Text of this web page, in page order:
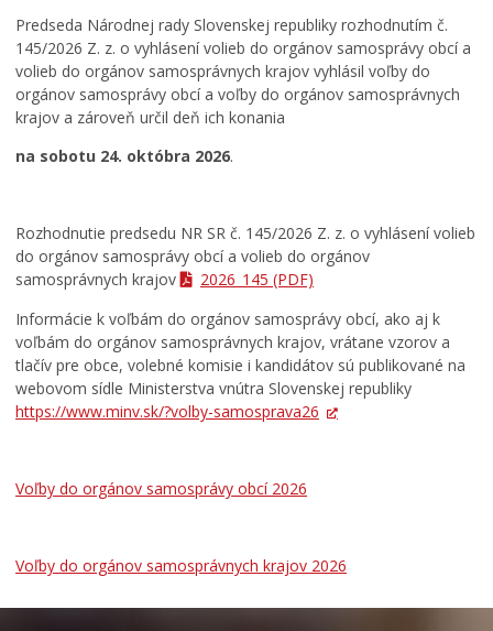
Mestské zastupiteľstvo
Verejné obstarávania
VOĽBY
VOĽBY DO NÁRODNEJ RADY SLOVENSKEJ REPUBLIKY 2023
Sčítanie obyvateľov, domov a bytov 2021
REFERENDUM 2023
VOĽBY PREZIDENTA SLOVENSKEJ REPUBLIKY 2024
VOĽBY DO EURÓPSKEHO PARLAMENTU 2024
REFERENDUM 2026
VOĽBY 2026
Voľby do orgánov samosprávy obcí 2026
Všeobecne záväzné nariadenia
Tlačové správy
Rozpočet mesta
Predseda Národnej rady Slovenskej republiky rozhodnutím č.
145/2026 Z. z. o vyhlásení volieb do orgánov samosprávy obcí a
volieb do orgánov samosprávnych krajov vyhlásil voľby do
orgánov samosprávy obcí a voľby do orgánov samosprávnych
krajov a zároveň určil deň ich konania
na sobotu 24. októbra 2026.
Rozhodnutie predsedu NR SR č. 145/2026 Z. z. o vyhlásení volieb
do orgánov samosprávy obcí a volieb do orgánov
samosprávnych krajov
2026_145 (PDF)
Informácie k voľbám do orgánov samosprávy obcí, ako aj k
voľbám do orgánov samosprávnych krajov, vrátane vzorov a
tlačív pre obce, volebné komisie i kandidátov sú publikované na
webovom sídle Ministerstva vnútra Slovenskej republiky
https://www.minv.sk/?volby-samosprava26
Voľby do orgánov samosprávy obcí 2026
Voľby do orgánov samosprávnych krajov 2026